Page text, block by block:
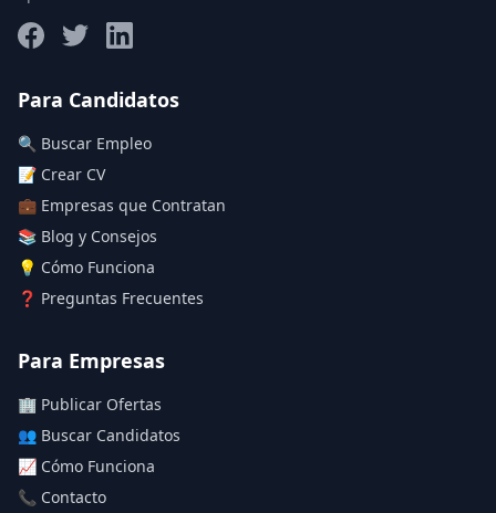
Deja vacío para "sin límite"
Aplicar filtros
Para Candidatos
🔍 Buscar Empleo
📝 Crear CV
💼 Empresas que Contratan
📚 Blog y Consejos
💡 Cómo Funciona
❓ Preguntas Frecuentes
Para Empresas
🏢 Publicar Ofertas
👥 Buscar Candidatos
📈 Cómo Funciona
📞 Contacto